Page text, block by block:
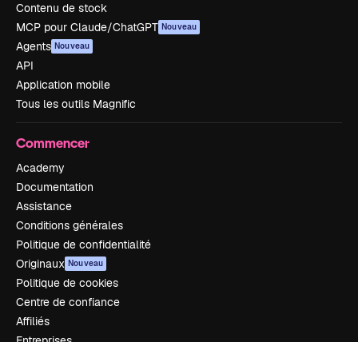
Contenu de stock
MCP pour Claude/ChatGPT Nouveau
Agents Nouveau
API
Application mobile
Tous les outils Magnific
Commencer
Academy
Documentation
Assistance
Conditions générales
Politique de confidentialité
Originaux Nouveau
Politique de cookies
Centre de confiance
Affiliés